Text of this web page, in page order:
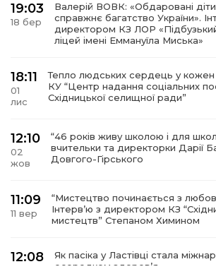
19:03
18 бер
Валерій ВОВК: «Обдаровані діти
справжнє багатство України».
директором КЗ ЛОР
ліцей імені Еммануїла Миська»
18:11
01
лис
Тепло людських сердець у
КУ “Центр надання соціальних
Східницької селищної ради”
12:10
02
жов
“46 років живу школою і для
вчительки та директорки Дарії
Довгого-Гірського
11:09
11 вер
“Мистецтво починається з
Інтерв’ю з директором КЗ
мистецтв” Степаном Химином
12:08
Як пасіка у Ластівці стала
осередком здоров’я